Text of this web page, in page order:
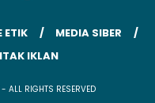
ETIK
MEDIA SIBER
IKLAN
ALL RIGHTS RESERVED